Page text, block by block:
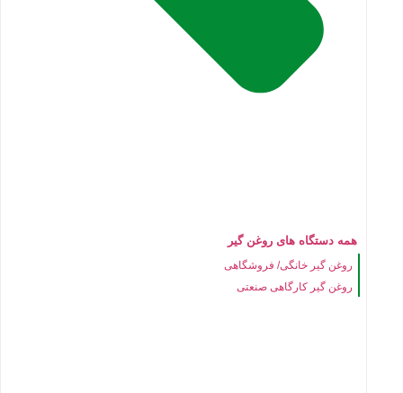
همه دستگاه های روغن گیر
روغن گیر خانگی/ فروشگاهی
روغن گیر کارگاهی صنعتی